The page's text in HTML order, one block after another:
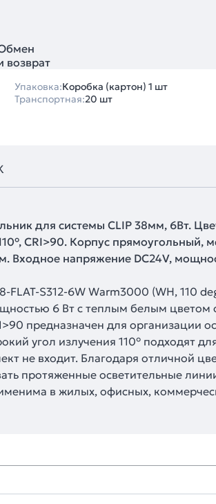
возврат
Упаковка:Коробка (картон) 1 шт
Транспортная:20 шт
для системы CLIP 38мм, 6Вт.
CRI>90. Корпус прямоугольный,
Входное напряжение DC24V,
FLAT-S312-6W Warm3000 (WH, 110
6 Вт с теплым белым цветом
предназначен для организации
угол излучения 110° подходят
не входит. Благодаря отличной
протяженные осветительные
в жилых, офисных,